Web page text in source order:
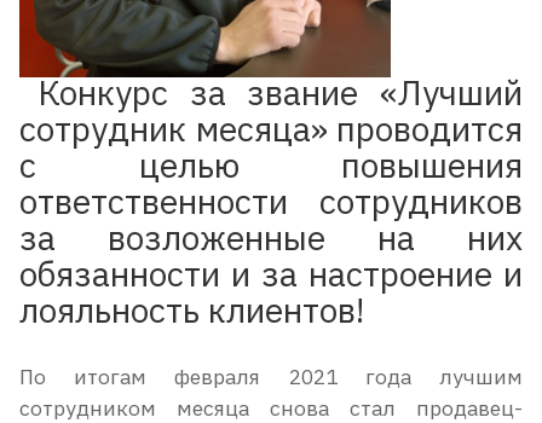
Конкурс за звание «Лучший
сотрудник месяца» проводится
с целью повышения
ответственности сотрудников
за возложенные на них
обязанности и за настроение и
лояльность клиентов!
По итогам февраля 2021 года лучшим
сотрудником месяца снова стал продавец-